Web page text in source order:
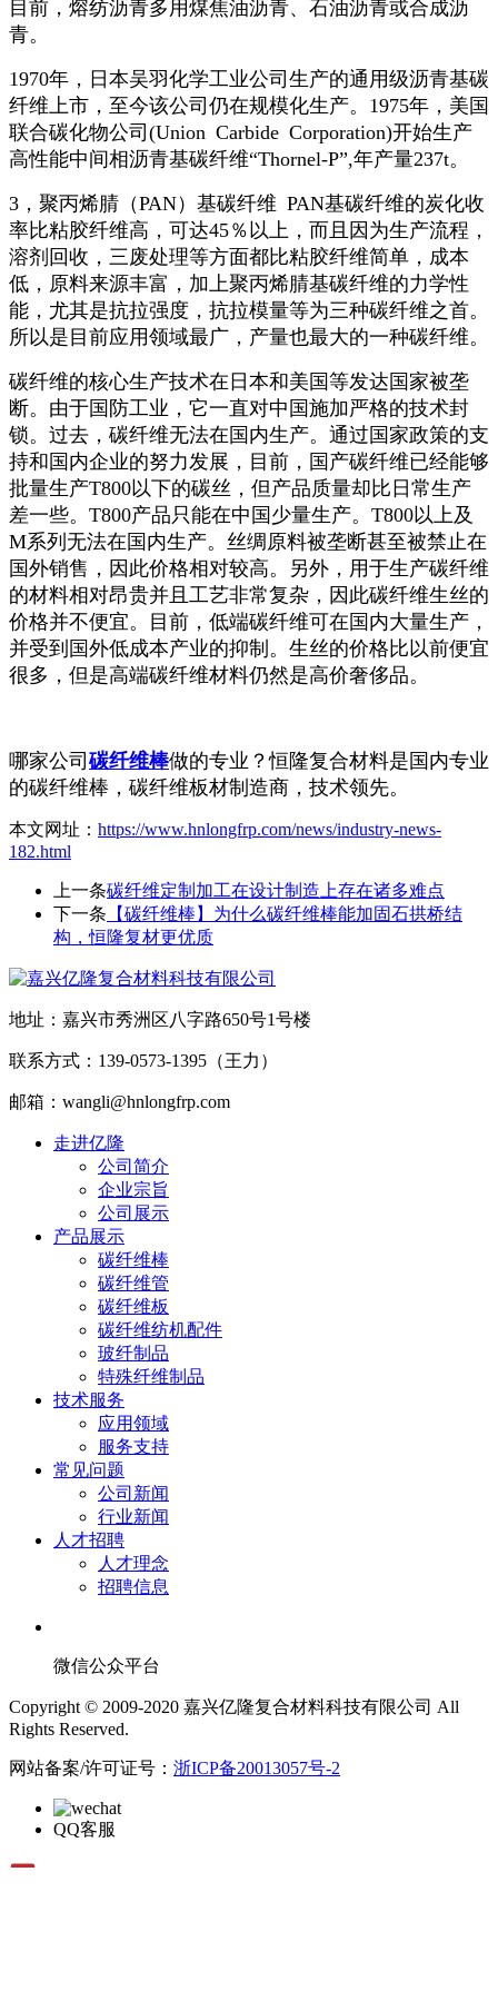
目前，熔纺沥青多用煤焦油沥青、石油沥青或合成沥
青。
1970年，日本吴羽化学工业公司生产的通用级沥青基碳
纤维上市，至今该公司仍在规模化生产。1975年，美国
联合碳化物公司(Union Carbide Corporation)开始生产
高性能中间相沥青基碳纤维“Thornel-P”,年产量237t。
3，聚丙烯腈（PAN）基碳纤维 PAN基碳纤维的炭化收
率比粘胶纤维高，可达45％以上，而且因为生产流程，
溶剂回收，三废处理等方面都比粘胶纤维简单，成本
低，原料来源丰富，加上聚丙烯腈基碳纤维的力学性
能，尤其是抗拉强度，抗拉模量等为三种碳纤维之首。
所以是目前应用领域最广，产量也最大的一种碳纤维。
碳纤维的核心生产技术在日本和美国等发达国家被垄
断。由于国防工业，它一直对中国施加严格的技术封
锁。过去，碳纤维无法在国内生产。通过国家政策的支
持和国内企业的努力发展，目前，国产碳纤维已经能够
批量生产T800以下的碳丝，但产品质量却比日常生产
差一些。T800产品只能在中国少量生产。T800以上及
M系列无法在国内生产。丝绸原料被垄断甚至被禁止在
国外销售，因此价格相对较高。另外，用于生产碳纤维
的材料相对昂贵并且工艺非常复杂，因此碳纤维生丝的
价格并不便宜。目前，低端碳纤维可在国内大量生产，
并受到国外低成本产业的抑制。生丝的价格比以前便宜
很多，但是高端碳纤维材料仍然是高价奢侈品。
哪家公司碳纤维棒做的专业？恒隆复合材料是国内专业
的碳纤维棒，碳纤维板材制造商，技术领先。
本文网址： https://www.hnlongfrp.com/news/industry-news-
182.html
上一条碳纤维定制加工在设计制造上存在诸多难点
下一条 【碳纤维棒】为什么碳纤维棒能加固石拱桥结
构，恒隆复材更优质
地址：嘉兴市秀洲区八字路650号1号楼
联系方式：139-0573-1395（王力）
邮箱：wangli@hnlongfrp.com
走进亿隆
公司简介
企业宗旨
公司展示
产品展示
碳纤维棒
碳纤维管
碳纤维板
碳纤维纺机配件
玻纤制品
特殊纤维制品
技术服务
应用领域
服务支持
常见问题
公司新闻
行业新闻
人才招聘
人才理念
招聘信息
微信公众平台
Copyright © 2009-2020 嘉兴亿隆复合材料科技有限公司 All
Rights Reserved.
网站备案/许可证号： 浙ICP备20013057号-2
QQ客服